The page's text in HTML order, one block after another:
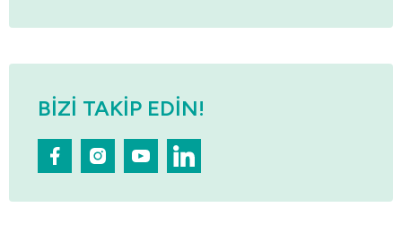
BIZI TAKIP EDIN!